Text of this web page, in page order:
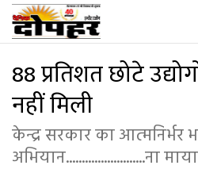
88 प्रतिशत छोटे
नहीं मिली
केन्द्र सरकार का आत्मनिर्भर
अभियान.........................ना